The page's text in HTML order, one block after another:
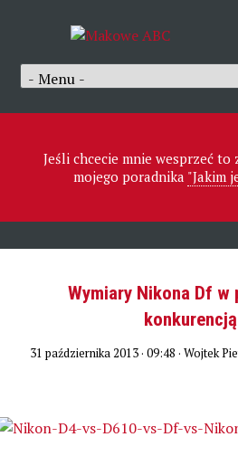
Jeśli chcecie mnie wesprzeć to
mojego poradnika "Jakim
Wymiary Nikona Df w
31 października 2013 · 09:48 · Wojtek